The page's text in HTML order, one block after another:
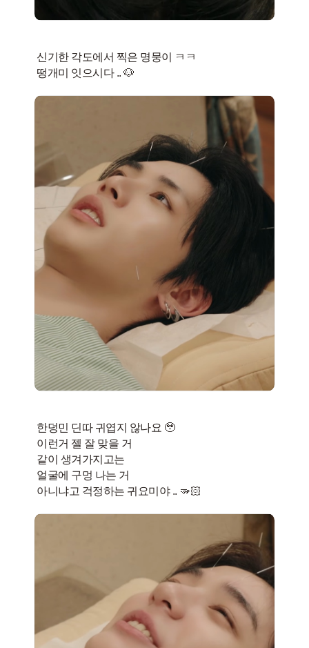
신기한 각도에서 찍은 명뭉이 ㅋㅋ
한덩민 딘따 귀엽지 않나요 🥹
이런거 젤 잘 맞을 거
같이 생겨가지고는
얼굴에 구멍 나는 거